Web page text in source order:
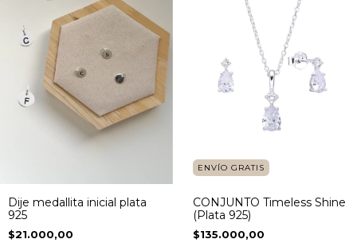
Dije medallita inicial plata
925
$21.000,00
ENVÍO GRATIS
CONJUNTO Timeless Shine
(Plata 925)
$135.000,00